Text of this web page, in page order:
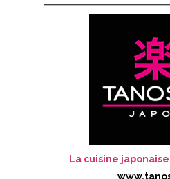
La cuisine japonaise